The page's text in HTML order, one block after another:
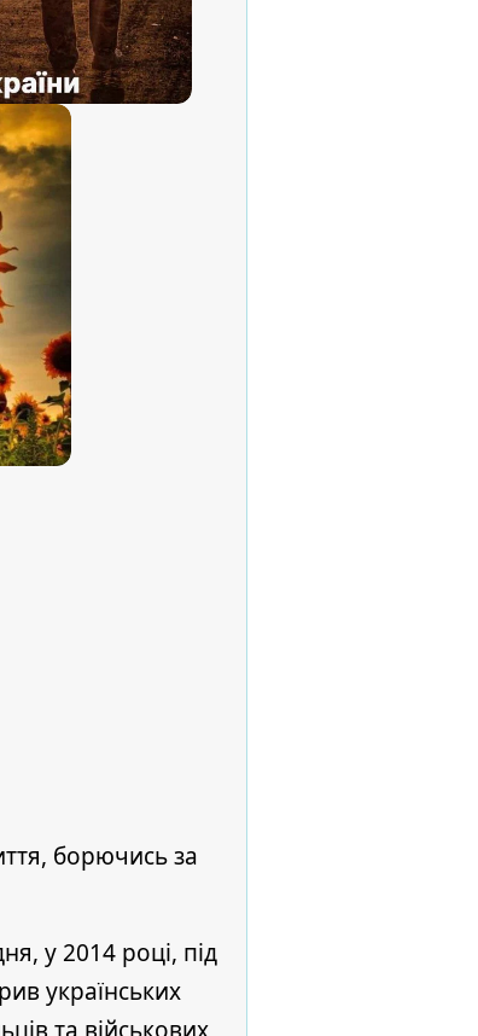
борючись за
у 2014 році, під
українських
та військових,